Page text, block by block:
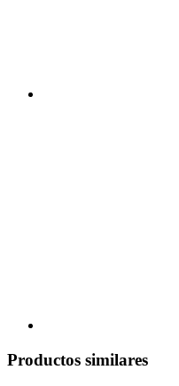
Productos similares